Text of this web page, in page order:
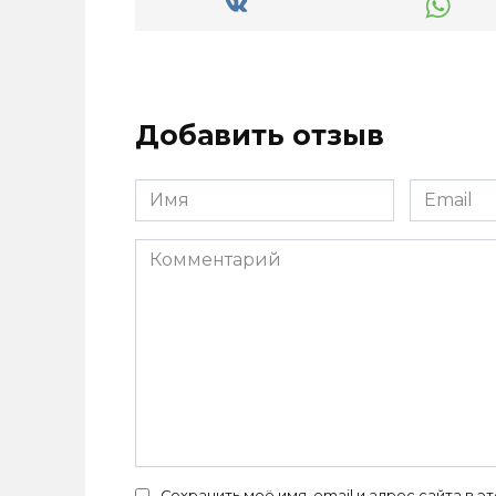
Добавить отзыв
Имя
*
Email
*
Комментарий